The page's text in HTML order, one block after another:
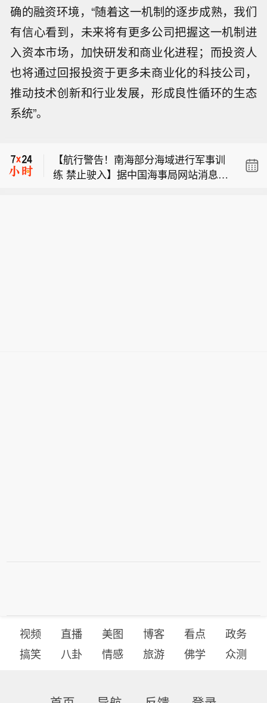
确的融资环境，“随着这一机制的逐步成熟，我们
有信心看到，未来将有更多公司把握这一机制进
入资本市场，加快研发和商业化进程；而投资人
也将通过回报投资于更多未商业化的科技公司，
推动技术创新和行业发展，形成良性循环的生态
系统”。
【航行警告！南海部分海域进行军事训
练 禁止驶入】据中国海事局网站消息，
三沙海事局发布航行警告，8月9日5时
美国地质调查局（USGS）：阿拉斯加
5级地震。
【航行警告！南海部分海域进行军事训
练 禁止驶入】据中国海事局网站消息，
视频 直播 美图 博客 看点
政务
搞笑
八卦 情感 旅游 佛学 众测